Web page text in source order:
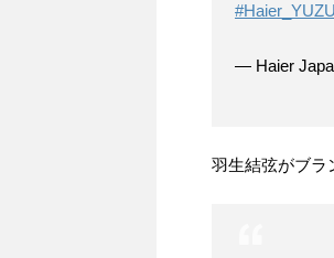
#Haier_YUZU
— Haier
羽生結弦がブラ